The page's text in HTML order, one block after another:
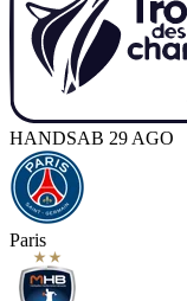
HANDSAB 29 AGO
Paris